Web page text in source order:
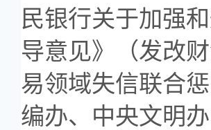
民银行关于加强
导意见》（发改
易领域失信联合
编办、中央文明